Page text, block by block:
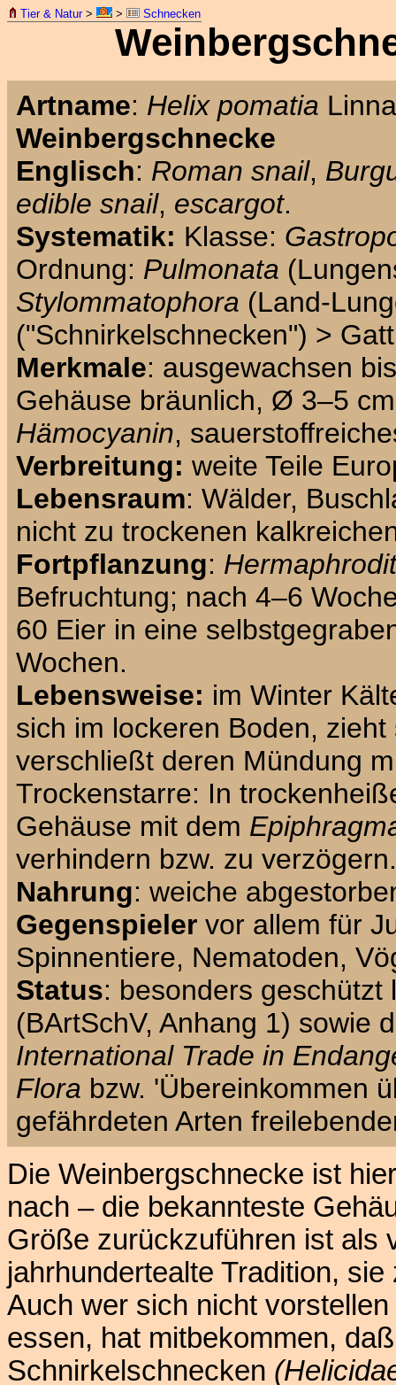
Tier & Natur> > Schnecken
Artname: Helix pomatia
Weinbergschnecke
Englisch: Roman snail,
edible snail, escargot.
Systematik: Klasse:
Ordnung: Pulmonata
Stylommatophora (Land-
("Schnirkelschnecken") >
Merkmale: ausgewachsen
Gehäuse bräunlich, Ø 3–5
Hämocyanin,
Verbreitung: weite Teile
Lebensraum: Wälder,
nicht zu trockenen
Fortpflanzung: Hermaphrodit
Befruchtung; nach 4–6
60 Eier in eine
Wochen.
Lebensweise: im Winter
sich im lockeren Boden,
verschließt deren Mündung
Trockenstarre: In
Gehäuse mit dem
verhindern bzw. zu verzögern.
Nahrung: weiche
Gegenspieler vor allem für
Spinnentiere, Nematoden,
Status: besonders
(BArtSchV, Anhang 1) sowie
International Trade in
Flora bzw. 'Übereinkommen
gefährdeten Arten
Die Weinbergschnecke ist
nach – die bekannteste
Größe zurückzuführen ist als
jahrhundertealte Tradition,
Auch wer sich nicht
essen, hat mitbekommen,
Schnirkelschnecken